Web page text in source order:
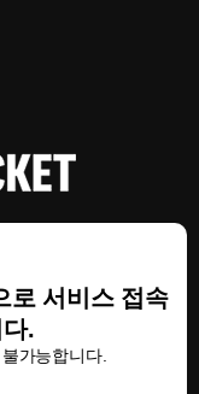
로 서비스 접속
.
가능합니다.